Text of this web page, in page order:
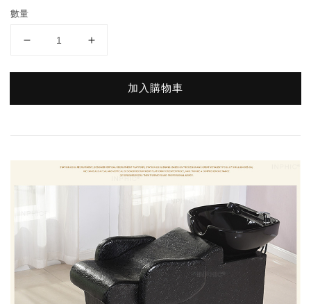
數量
加入購物車